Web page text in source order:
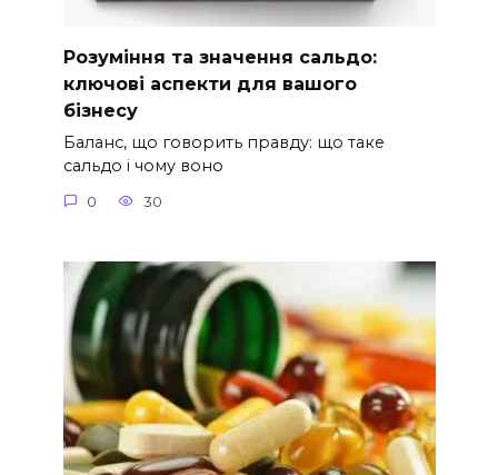
Розуміння та значення сальдо:
ключові аспекти для вашого
бізнесу
Баланс, що говорить правду: що таке
сальдо і чому воно
0 30